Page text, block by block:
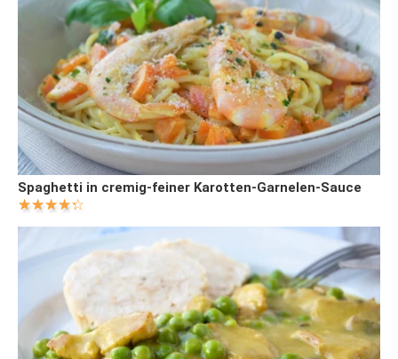
Spaghetti in cremig-feiner Karotten-Garnelen-Sauce